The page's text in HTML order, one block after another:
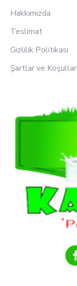
Hakkımızda
Teslimat
Gizlilik Politikası
Şartlar ve Koşullar